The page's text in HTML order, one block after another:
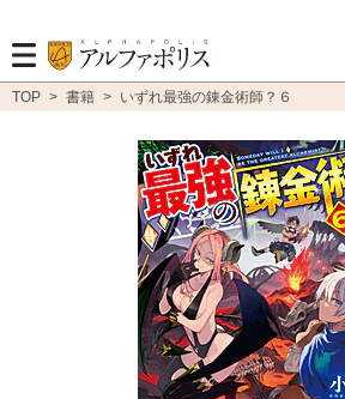
TOP > 書籍 > いずれ最強の錬金術師？６